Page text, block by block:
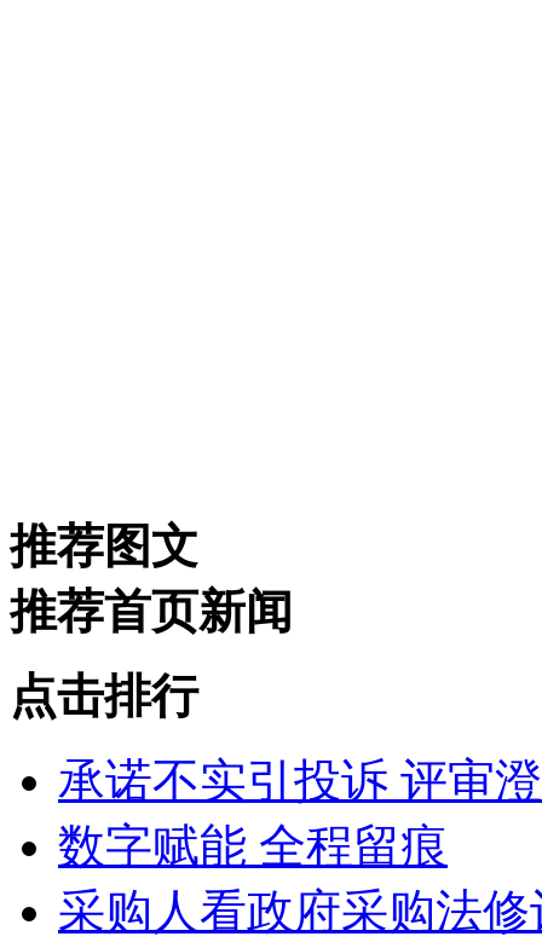
推荐图文
推荐首页新闻
点击排行
承诺不实引投诉 评审
数字赋能 全程留痕
采购人看政府采购法